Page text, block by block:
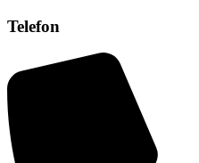
Telefon